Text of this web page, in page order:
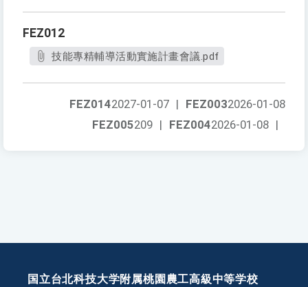
FEZ012
技能專精輔導活動實施計畫會議.pdf
FEZ0032026-01-08
FEZ0142027-01-07 |
FEZ0042026-01-08 |
FEZ005209 |
国立台北科技大学附属桃園農工高級中等学校